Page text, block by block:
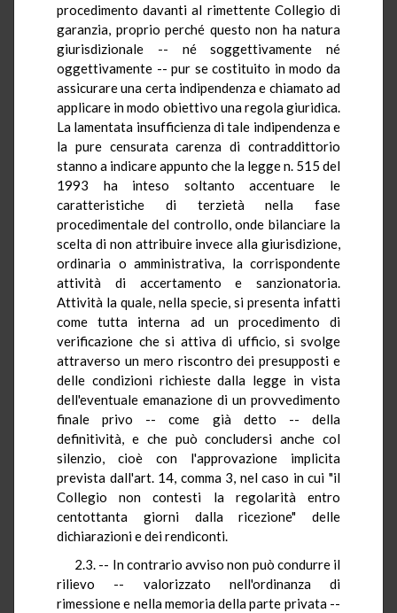
procedimento davanti al rimettente Collegio di
garanzia, proprio perché questo non ha natura
giurisdizionale -- né soggettivamente né
oggettivamente -- pur se costituito in modo da
assicurare una certa indipendenza e chiamato ad
applicare in modo obiettivo una regola giuridica.
La lamentata insufficienza di tale indipendenza e
la pure censurata carenza di contraddittorio
stanno a indicare appunto che la legge n. 515 del
1993 ha inteso soltanto accentuare le
caratteristiche di terzietà nella fase
procedimentale del controllo, onde bilanciare la
scelta di non attribuire invece alla giurisdizione,
ordinaria o amministrativa, la corrispondente
attività di accertamento e sanzionatoria.
Attività la quale, nella specie, si presenta infatti
come tutta interna ad un procedimento di
verificazione che si attiva di ufficio, si svolge
attraverso un mero riscontro dei presupposti e
delle condizioni richieste dalla legge in vista
dell'eventuale emanazione di un provvedimento
finale privo -- come già detto -- della
definitività, e che può concludersi anche col
silenzio, cioè con l'approvazione implicita
prevista dall'art. 14, comma 3, nel caso in cui "il
Collegio non contesti la regolarità entro
centottanta giorni dalla ricezione" delle
dichiarazioni e dei rendiconti.
2.3. -- In contrario avviso non può condurre il
rilievo -- valorizzato nell'ordinanza di
rimessione e nella memoria della parte privata --